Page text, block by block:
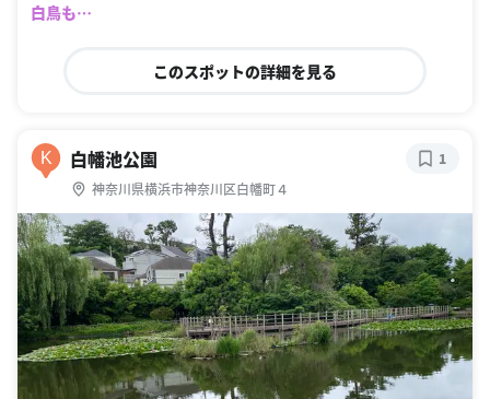
白鳥も…
このスポットの詳細を見る
K 白幡池公園
神奈川県横浜市神奈川区白幡町４
1